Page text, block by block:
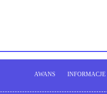
AWANS INFORMACJE